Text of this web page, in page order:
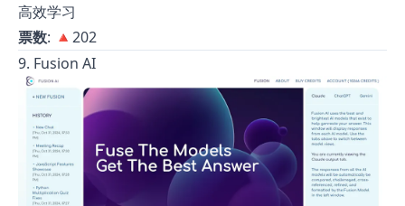
高效学习
票数: 🔺202
9. Fusion AI